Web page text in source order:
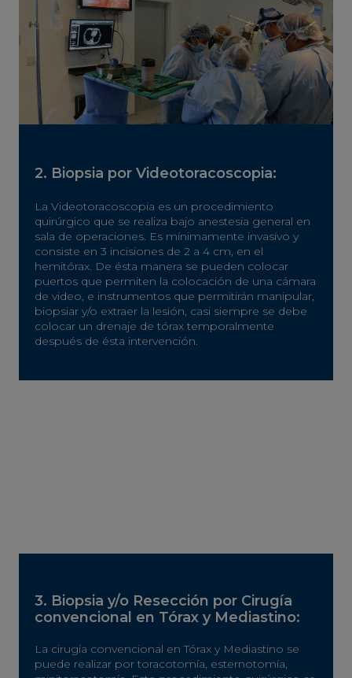
2. Biopsia por Videotoracoscopia:
La Videotoracoscopia es un procedimiento
quirúrgico que se realiza bajo anestesia general en
sala de operaciones. Es mínimamente invasivo y
consiste en 3 incisiones de 2 a 4 cm, en el
hemitórax. De ésta manera se pueden colocar
puertos que permiten la colocación de una cámara
de video, e instrumentos que permitirán manipular,
biopsiar y/o extraer la lesión, casi siempre se debe
colocar un drenaje de tórax temporalmente
después de ésta intervención.
3. Biopsia y/o Resección por Cirugía
convencional en Tórax y Mediastino:
La cirugía convencional en Tórax y Mediastino se
puede realizar por toracotomía, esternotomía,